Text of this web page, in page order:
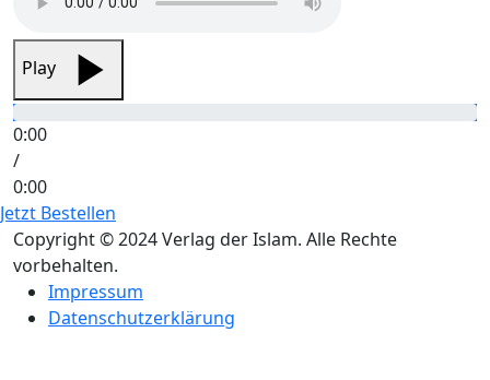
Play
0:00
/
0:00
Jetzt Bestellen
Copyright © 2024 Verlag der Islam. Alle Rechte
vorbehalten.
Impressum
Datenschutzerklärung